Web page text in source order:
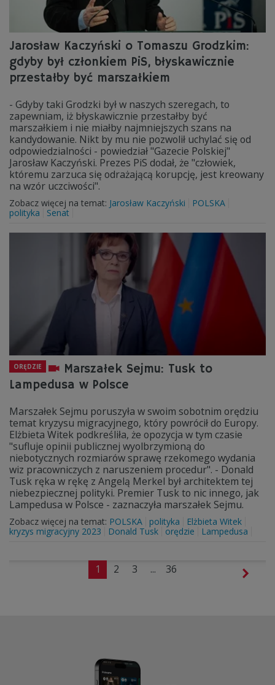
Jarosław Kaczyński o Tomaszu Grodzkim:
gdyby był członkiem PiS, błyskawicznie
przestałby być marszałkiem
- Gdyby taki Grodzki był w naszych szeregach, to
zapewniam, iż błyskawicznie przestałby być
marszałkiem i nie miałby najmniejszych szans na
kandydowanie. Nikt by mu nie pozwolił uchylać się od
odpowiedzialności - powiedział "Gazecie Polskiej"
Jarosław Kaczyński. Prezes PiS dodał, że "człowiek,
któremu zarzuca się odrażającą korupcję, jest kreowany
na wzór uczciwości".
Zobacz więcej na temat: Jarosław Kaczyński
POLSKA
polityka
Senat
ORĘDZIE
Marszałek Sejmu: Tusk to
Lampedusa w Polsce
Marszałek Sejmu poruszyła w swoim sobotnim orędziu
temat kryzysu migracyjnego, który powrócił do Europy.
Elżbieta Witek podkreśliła, że opozycja w tym czasie
"sufluje opinii publicznej wyolbrzymioną do
niebotycznych rozmiarów sprawę rzekomego wydania
wiz pracowniczych z naruszeniem procedur". - Donald
Tusk ręka w rękę z Angelą Merkel był architektem tej
niebezpiecznej polityki. Premier Tusk to nic innego, jak
Lampedusa w Polsce - zaznaczyła marszałek Sejmu.
Zobacz więcej na temat: POLSKA polityka
Elżbieta Witek
kryzys migracyjny 2023
Donald Tusk orędzie Lampedusa
1 2 3 ... 36